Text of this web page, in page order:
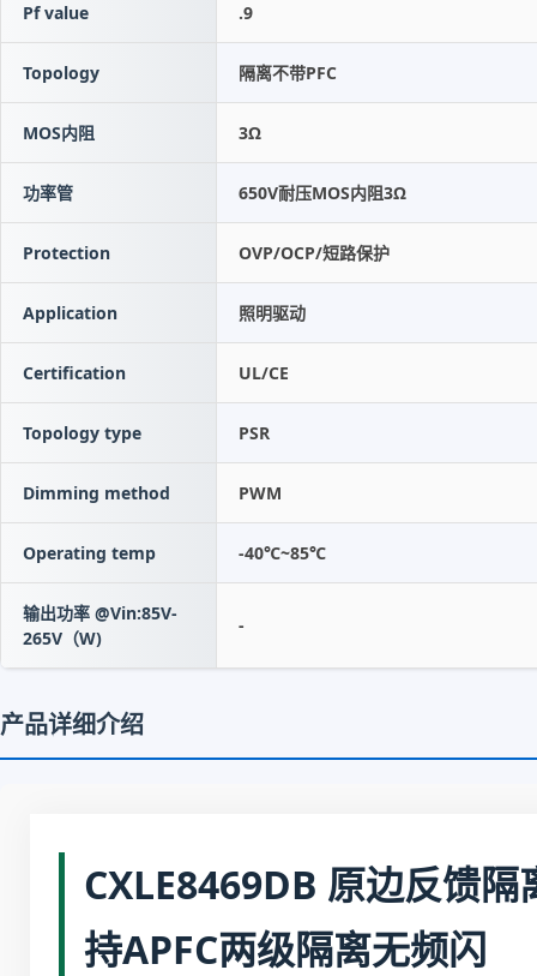
Pf value .9
Topology 隔离不带PFC
MOS内阻 3Ω
功率管 650V耐压MOS内阻3Ω
Protection OVP/OCP/短路保护
Application 照明驱动
Certification UL/CE
Topology type PSR
Dimming method PWM
Operating temp -40℃~85℃
输出功率 @Vin:85V-
265V（W)
-
产品详细介绍
CXLE8469DB 原边反馈
持APFC两级隔离无频闪